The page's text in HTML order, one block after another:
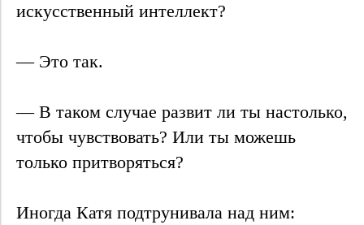
искусственный интеллект?
— Это так.
— В таком случае развит ли ты настолько,
чтобы чувствовать? Или ты можешь
только притворяться?
Иногда Катя подтрунивала над ним: